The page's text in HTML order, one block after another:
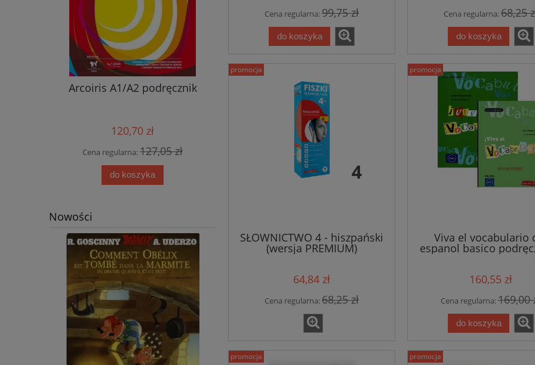
Arcoiris A1/A2 podręcznik
120,70 zł
Cena regularna:127,05 zł
do koszyka
Nowy język francuski łatwo i
przyjemnie samouczek A1-B2 +
audio online Assimil
104,41 zł
Cena regularna:109,90 zł
do koszyka
Spazio italia 1 podręcznik +
ćwiczenia + DVD
169,48 zł
Cena regularna:178,40 zł
do koszyka
Nowości
Cena regularna:99,75 zł
do koszyka
Cena regularna:68,25
do koszyka
SŁOWNICTWO 4 - hiszpański
(wersja PREMIUM)
64,84 zł
Cena regularna:68,25 zł
promocja
Viva el vocabulario
espanol basico
klucz
160,55 zł
Cena regularna:169,00
do koszyka
promocja
promocja promocja